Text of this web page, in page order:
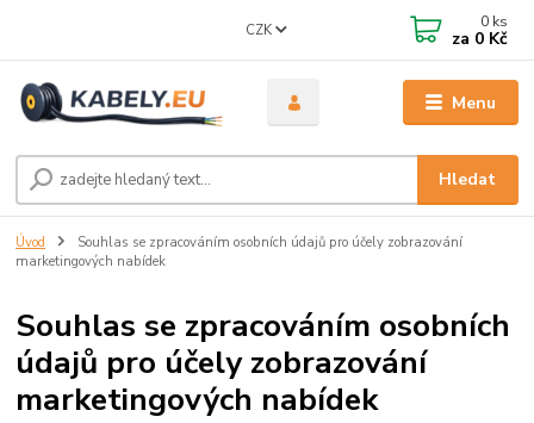
Menu
CZK
Hledat
0 ks
za 0 Kč
Úvod
Souhlas se zpracováním osobních údajů pro účely zobrazování
marketingových nabídek
Souhlas se zpracováním osobních
údajů pro účely zobrazování
marketingových nabídek